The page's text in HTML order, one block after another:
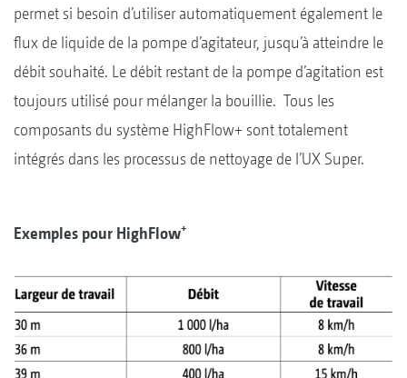
permet si besoin d’utiliser automatiquement également le
flux de liquide de la pompe d’agitateur, jusqu’à atteindre le
débit souhaité. Le débit restant de la pompe d’agitation est
toujours utilisé pour mélanger la bouillie. Tous les
composants du système HighFlow+ sont totalement
intégrés dans les processus de nettoyage de l’UX Super.
Exemples pour HighFlow+